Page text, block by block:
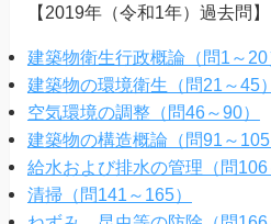
【2019年（令和1年）過去問】
建築物衛生行政概論（問1～20
建築物の環境衛生（問21～45）
空気環境の調整（問46～90）
建築物の構造概論（問91～105
給水および排水の管理（問106
清掃（問141～165）